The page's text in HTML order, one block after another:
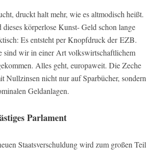
druckt halt mehr, wie es altmodisch heißt.
körperlose Kunst- Geld schon lange
Es entsteht per Knopfdruck der EZB.
sind wir in einer Art volkswirtschaftlichem
Alles geht, europaweit. Die Zeche
Nullzinsen nicht nur auf Sparbücher, sondern
Geldanlagen.
Parlament
Staatsverschuldung wird zum großen Teil